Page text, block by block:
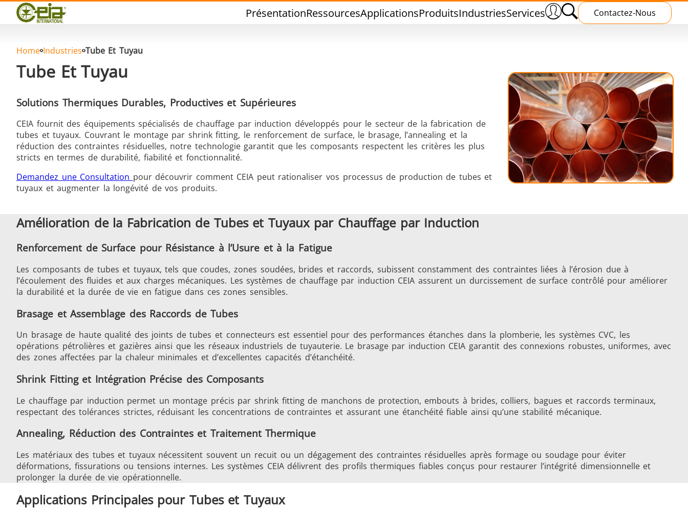
PrésentationRessourcesApplicationsProduitsIndustriesServices Contactez-Nous
Qualité
Événements
FAQ
Brasage Argent Brasage Etain Brasage Outils Traitement Thermique
Frettage
Générateur et Contrôleur Générateurs Centrales de Contrôle Accessoires
Série SH Têtes de chauffe
Aérospatiale Automobile
Home Industries Tube Et Tuyau
Tube Et Tuyau
Solutions Thermiques Durables, Productives et Supérieures
CEIA fournit des équipements spécialisés de chauffage par induction développés pour le secteur de la fabrication de
tubes et tuyaux. Couvrant le montage par shrink fitting, le renforcement de surface, le brasage, l’annealing et la
réduction des contraintes résiduelles, notre technologie garantit que les composants respectent les critères les plus
stricts en termes de durabilité, fiabilité et fonctionnalité.
Demandez une Consultation pour découvrir comment CEIA peut rationaliser vos processus de production de tubes et
tuyaux et augmenter la longévité de vos produits.
Amélioration de la Fabrication de Tubes et Tuyaux par Chauffage par Induction
Renforcement de Surface pour Résistance à l’Usure et à la Fatigue
Les composants de tubes et tuyaux, tels que coudes, zones soudées, brides et raccords, subissent constamment des contraintes liées à l’érosion due à
l’écoulement des fluides et aux charges mécaniques. Les systèmes de chauffage par induction CEIA assurent un durcissement de surface contrôlé pour améliorer
la durabilité et la durée de vie en fatigue dans ces zones sensibles.
Brasage et Assemblage des Raccords de Tubes
Un brasage de haute qualité des joints de tubes et connecteurs est essentiel pour des performances étanches dans la plomberie, les systèmes CVC, les
opérations pétrolières et gazières ainsi que les réseaux industriels de tuyauterie. Le brasage par induction CEIA garantit des connexions robustes, uniformes, avec
des zones affectées par la chaleur minimales et d’excellentes capacités d’étanchéité.
Shrink Fitting et Intégration Précise des Composants
Le chauffage par induction permet un montage précis par shrink fitting de manchons de protection, embouts à brides, colliers, bagues et raccords terminaux,
respectant des tolérances strictes, réduisant les concentrations de contraintes et assurant une étanchéité fiable ainsi qu’une stabilité mécanique.
Annealing, Réduction des Contraintes et Traitement Thermique
Les matériaux des tubes et tuyaux nécessitent souvent un recuit ou un dégagement des contraintes résiduelles après formage ou soudage pour éviter
déformations, fissurations ou tensions internes. Les systèmes CEIA délivrent des profils thermiques fiables conçus pour restaurer l’intégrité dimensionnelle et
prolonger la durée de vie opérationnelle.
Applications Principales pour Tubes et Tuyaux